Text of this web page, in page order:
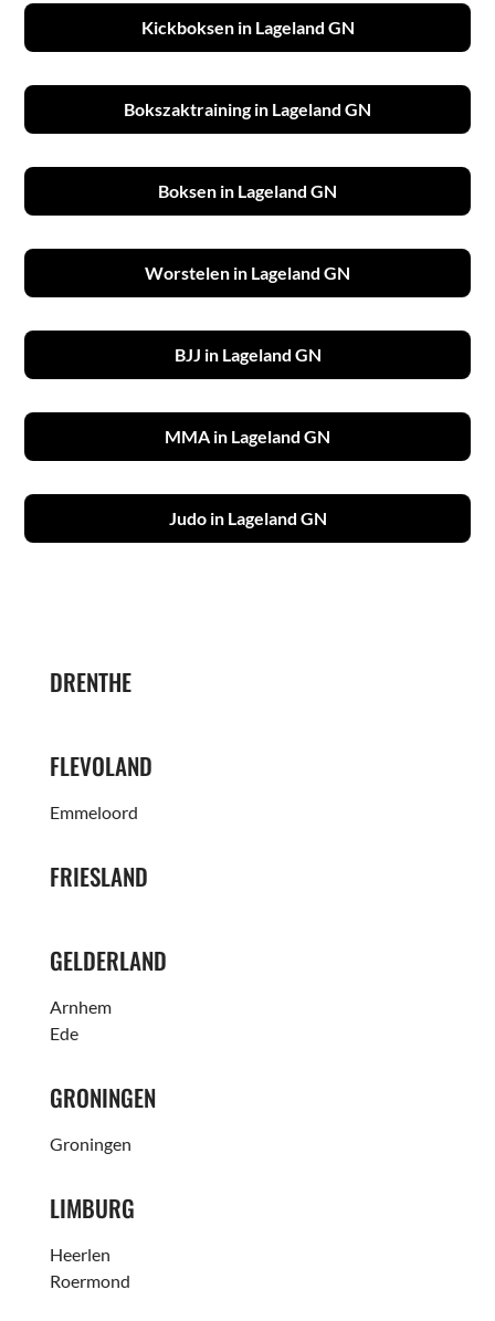
Kickboksen in Lageland GN
Bokszaktraining in Lageland GN
Boksen in Lageland GN
Worstelen in Lageland GN
BJJ in Lageland GN
MMA in Lageland GN
Judo in Lageland GN
DRENTHE
FLEVOLAND
Emmeloord
FRIESLAND
GELDERLAND
Arnhem
Ede
GRONINGEN
Groningen
LIMBURG
Heerlen
Roermond